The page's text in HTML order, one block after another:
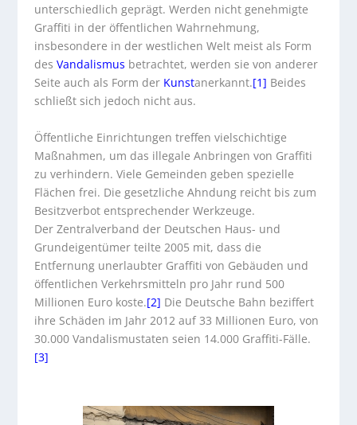
unterschiedlich geprägt. Werden nicht genehmigte
Graffiti in der öffentlichen Wahrnehmung,
insbesondere in der westlichen Welt meist als Form
des Vandalismus betrachtet, werden sie von anderer
Seite auch als Form der Kunstanerkannt.[1] Beides
schließt sich jedoch nicht aus.
Öffentliche Einrichtungen treffen vielschichtige
Maßnahmen, um das illegale Anbringen von Graffiti
zu verhindern. Viele Gemeinden geben spezielle
Flächen frei. Die gesetzliche Ahndung reicht bis zum
Besitzverbot entsprechender Werkzeuge.
Der Zentralverband der Deutschen Haus- und
Grundeigentümerteilte 2005 mit, dass die
Entfernung unerlaubter Graffiti von Gebäuden und
öffentlichen Verkehrsmitteln pro Jahr rund 500
Millionen Euro koste.[2] Die Deutsche Bahn beziffert
ihre Schäden im Jahr 2012 auf 33 Millionen Euro, von
30.000 Vandalismustaten seien 14.000 Graffiti-Fälle.
[3]